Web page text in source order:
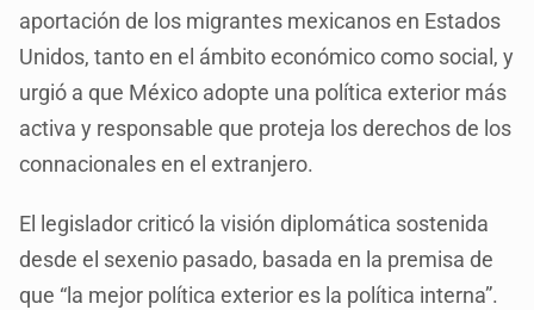
aportación de los migrantes mexicanos en Estados
Unidos, tanto en el ámbito económico como social, y
urgió a que México adopte una política exterior más
activa y responsable que proteja los derechos de los
connacionales en el extranjero.
El legislador criticó la visión diplomática sostenida
desde el sexenio pasado, basada en la premisa de
que “la mejor política exterior es la política interna”.